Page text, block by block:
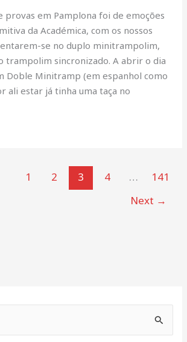
provas em Pamplona foi de emoções
da Académica, com os nossos
se no duplo minitrampolim,
trampolim sincronizado. A abrir o dia
Doble Minitramp (em espanhol como
ali estar já tinha uma taça no
1 2 3 4 …
141
Next →